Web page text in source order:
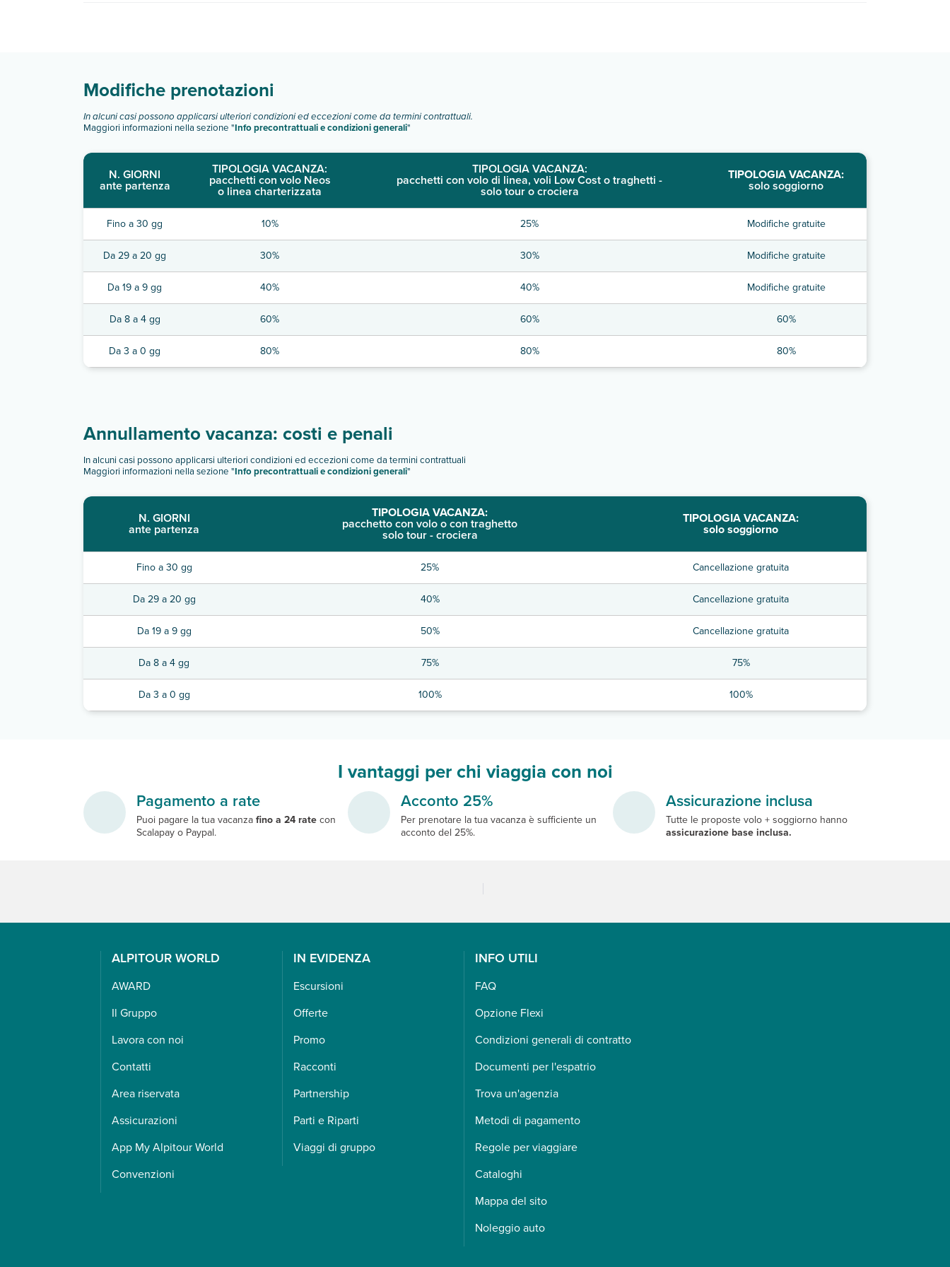
Modifiche prenotazioni
In alcuni casi possono applicarsi ulteriori condizioni ed eccezioni come da termini contrattuali.
Maggiori informazioni nella sezione "Info precontrattuali e condizioni generali"
N. GIORNI
ante partenza
TIPOLOGIA VACANZA:
pacchetti con volo Neos
o linea charterizzata
TIPOLOGIA VACANZA:
pacchetti con volo di linea, voli Low Cost o traghetti -
solo tour o crociera
TIPOLOGIA VACANZA:
solo soggiorno
Fino a 30 gg 10% 25% Modifiche gratuite
Da 29 a 20 gg 30% 30% Modifiche gratuite
Da 19 a 9 gg 40% 40% Modifiche gratuite
Da 8 a 4 gg 60% 60% 60%
Da 3 a 0 gg 80% 80% 80%
Annullamento vacanza: costi e penali
In alcuni casi possono applicarsi ulteriori condizioni ed eccezioni come da termini contrattuali
Maggiori informazioni nella sezione "Info precontrattuali e condizioni generali"
N. GIORNI
ante partenza
TIPOLOGIA VACANZA:
pacchetto con volo o con traghetto
solo tour - crociera
TIPOLOGIA VACANZA:
solo soggiorno
Fino a 30 gg 25% Cancellazione gratuita
Da 29 a 20 gg 40% Cancellazione gratuita
Da 19 a 9 gg 50% Cancellazione gratuita
Da 8 a 4 gg 75% 75%
Da 3 a 0 gg 100% 100%
I vantaggi per chi viaggia con noi
Pagamento a rate
Puoi pagare la tua vacanzafino a 24 ratecon
Scalapay o Paypal.
Acconto 25%
Per prenotare la tua vacanza è sufficiente un
acconto del 25%.
Assicurazione inclusa
Tutte le proposte volo + soggiorno hanno
assicurazione base inclusa.
ALPITOUR WORLD
AWARD
Il Gruppo
Lavora con noi
Contatti
Area riservata
Assicurazioni
App My Alpitour World
Convenzioni
IN EVIDENZA
Escursioni
Offerte
Promo
Racconti
Partnership
Parti e Riparti
Viaggi di gruppo
INFO UTILI
FAQ
Opzione Flexi
Condizioni generali di contratto
Documenti per l'espatrio
Trova un'agenzia
Metodi di pagamento
Regole per viaggiare
Cataloghi
Mappa del sito
Noleggio auto